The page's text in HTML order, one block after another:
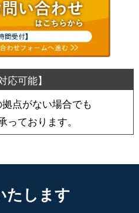
点がない場合でも
っております。
たします